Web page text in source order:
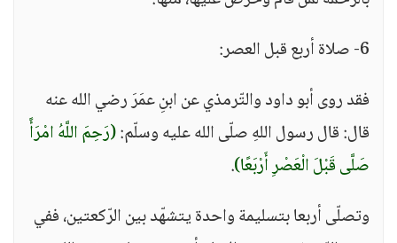
6- صلاة أربع قبل العصر:
فقد روى أبو داود والتّرمذي عن ابنِ عمَرَ رضي الله عنه
قال: قال رسول اللهِ صلّى الله عليه وسلّم:(رَحِمَ اللَّهُ امْرَأً
صَلَّى قَبْلَ الْعَصْرِ أَرْبَعًا).
وتصلّى أربعا بتسليمة واحدة يتشهّد بين الرّكعتين، ففي